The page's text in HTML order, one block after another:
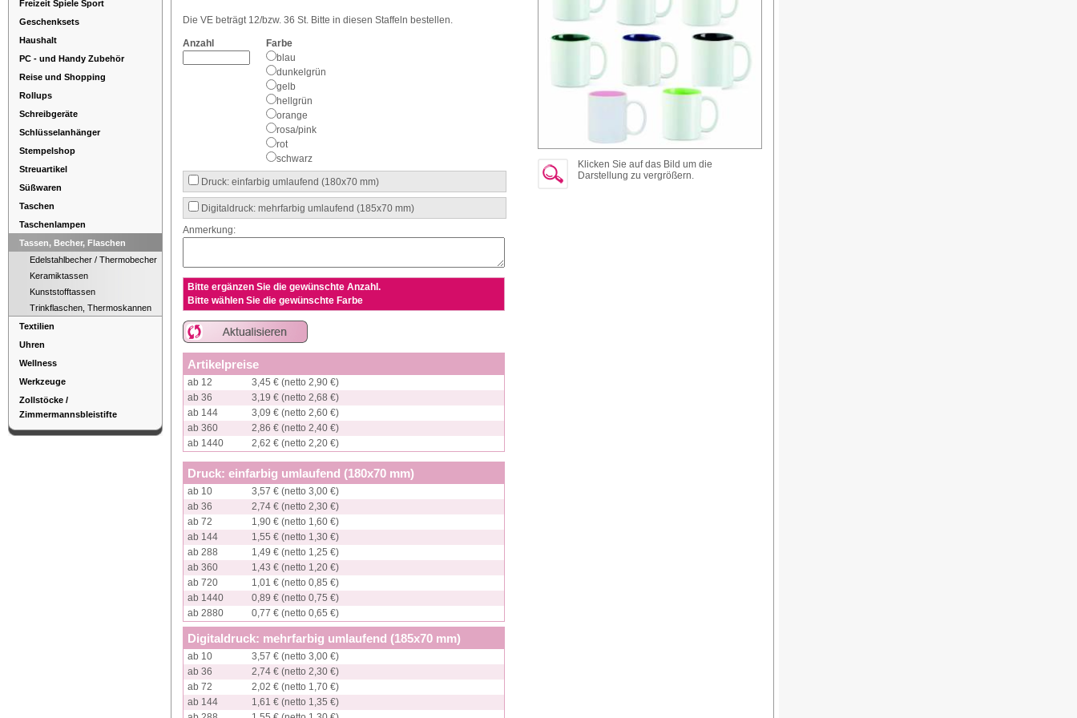
Freizeit Spiele Sport
Geschenksets
Haushalt
PC - und Handy Zubehör
Reise und Shopping
Rollups
Schreibgeräte
Schlüsselanhänger
Stempelshop
Streuartikel
Süßwaren
Taschen
Taschenlampen
Tassen, Becher, Flaschen
Edelstahlbecher / Thermobecher
Keramiktassen
Kunststofftassen
Trinkflaschen, Thermoskannen
Textilien
Uhren
Wellness
Werkzeuge
Zollstöcke /
Zimmermannsbleistifte
Klicken Sie auf das Bild um die
Darstellung zu vergrößern.
Die VE beträgt 12/bzw. 36 St. Bitte in diesen Staffeln bestellen.
Anzahl
Farbe
blau
dunkelgrün
gelb
hellgrün
orange
rosa/pink
rot
schwarz
Druck: einfarbig umlaufend (180x70 mm)
Digitaldruck: mehrfarbig umlaufend (185x70 mm)
Anmerkung:
Bitte ergänzen Sie die gewünschte Anzahl.
Bitte wählen Sie die gewünschte Farbe
Artikelpreise
ab 12
3,45 € (netto 2,90 €)
ab 36
3,19 € (netto 2,68 €)
ab 144
3,09 € (netto 2,60 €)
ab 360
2,86 € (netto 2,40 €)
ab 1440
2,62 € (netto 2,20 €)
Druck: einfarbig umlaufend (180x70 mm)
ab 10
3,57 € (netto 3,00 €)
ab 36
2,74 € (netto 2,30 €)
ab 72
1,90 € (netto 1,60 €)
ab 144
1,55 € (netto 1,30 €)
ab 288
1,49 € (netto 1,25 €)
ab 360
1,43 € (netto 1,20 €)
ab 720
1,01 € (netto 0,85 €)
ab 1440
0,89 € (netto 0,75 €)
ab 2880
0,77 € (netto 0,65 €)
Digitaldruck: mehrfarbig umlaufend (185x70 mm)
ab 10
3,57 € (netto 3,00 €)
ab 36
2,74 € (netto 2,30 €)
ab 72
2,02 € (netto 1,70 €)
ab 144
1,61 € (netto 1,35 €)